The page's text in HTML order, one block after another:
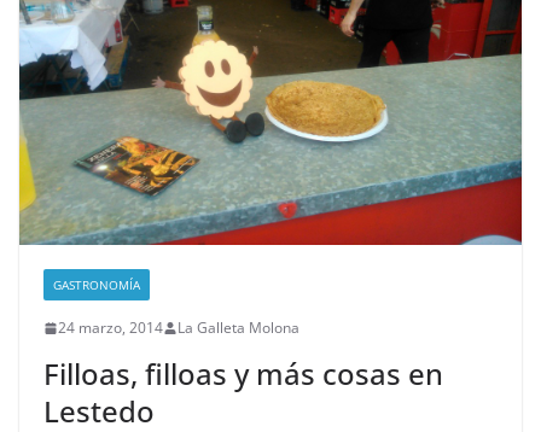
GASTRONOMÍA
24 marzo, 2014 La Galleta Molona
Filloas, filloas y más cosas en
Lestedo